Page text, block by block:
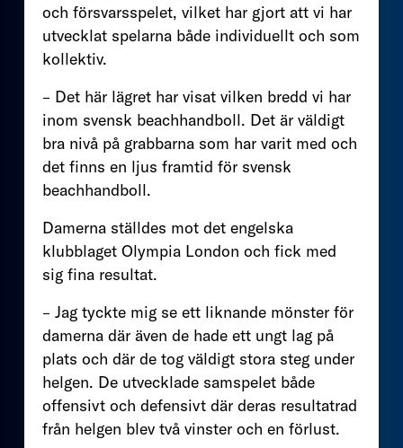
och försvarsspelet, vilket har gjort att vi har
utvecklat spelarna både individuellt och som
kollektiv.
– Det här lägret har visat vilken bredd vi har
inom svensk beachhandboll. Det är väldigt
bra nivå på grabbarna som har varit med och
det finns en ljus framtid för svensk
beachhandboll.
Damerna ställdes mot det engelska
klubblaget Olympia London och fick med
sig fina resultat.
– Jag tyckte mig se ett liknande mönster för
damerna där även de hade ett ungt lag på
plats och där de tog väldigt stora steg under
helgen. De utvecklade samspelet både
offensivt och defensivt där deras resultatrad
från helgen blev två vinster och en förlust.